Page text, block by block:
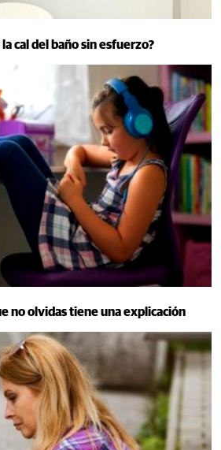
cal del baño sin esfuerzo?
no olvidas tiene una explicación